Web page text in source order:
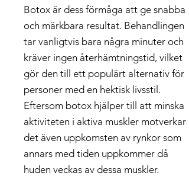
Botox är dess förmåga att ge snabba
och märkbara resultat. Behandlingen
tar vanligtvis bara några minuter och
kräver ingen återhämtningstid, vilket
gör den till ett populärt alternativ för
personer med en hektisk livsstil.
Eftersom botox hjälper till att minska
aktiviteten i aktiva muskler motverkar
det även uppkomsten av rynkor som
annars med tiden uppkommer då
huden veckas av dessa muskler.